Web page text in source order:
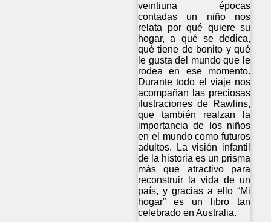
veintiuna épocas
contadas un niño nos
relata por qué quiere su
hogar, a qué se dedica,
qué tiene de bonito y qué
le gusta del mundo que le
rodea en ese momento.
Durante todo el viaje nos
acompañan las preciosas
ilustraciones de Rawlins,
que también realzan la
importancia de los niños
en el mundo como futuros
adultos. La visión infantil
de la historia es un prisma
más que atractivo para
reconstruir la vida de un
país, y gracias a ello “Mi
hogar” es un libro tan
celebrado en Australia.